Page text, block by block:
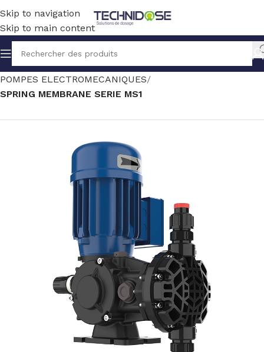
Skip to navigation
Skip to main content
Accueil TRAITEMENT EAU DOSAGE
POMPES ELECTROMECANIQUES
SPRING MEMBRANE SERIE MS1